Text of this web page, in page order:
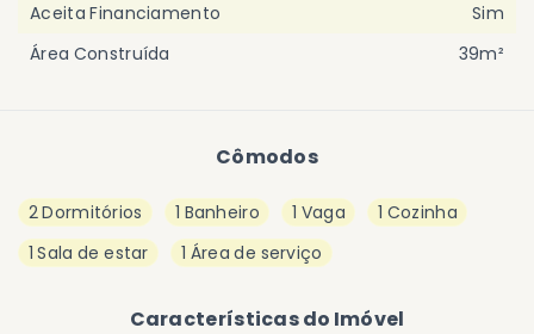
Cômodos
2 Dormitórios 1 Banheiro 1 Vaga
1 Cozinha
1 Sala de estar
1 Área de serviço
Características do Imóvel
Aceita Financiamento
Sim
Área Construída
39m²